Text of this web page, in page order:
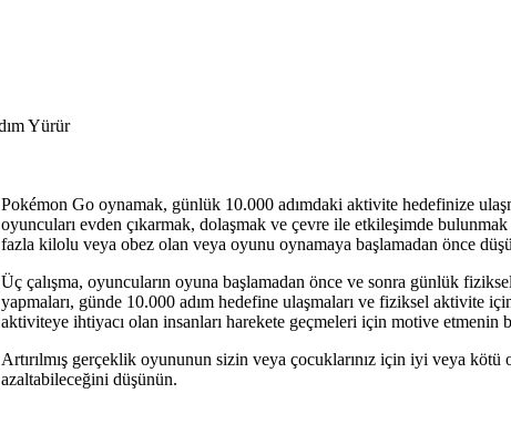
Pokémon Go oynamak, günlük 10.000 adımdaki aktivite hedefinize
oyuncuları evden çıkarmak, dolaşmak ve çevre ile etkileşimde
fazla kilolu veya obez olan veya oyunu oynamaya başlamadan önce
Üç çalışma, oyuncuların oyuna başlamadan önce ve sonra günlük
yapmaları, günde 10.000 adım hedefine ulaşmaları ve fiziksel aktivite
aktiviteye ihtiyacı olan insanları harekete geçmeleri için motive etmenin
Artırılmış gerçeklik oyununun sizin veya çocuklarınız için iyi veya kötü
azaltabileceğini düşünün.